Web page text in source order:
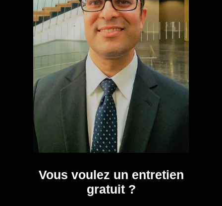
Vous voulez un entretien
gratuit ?